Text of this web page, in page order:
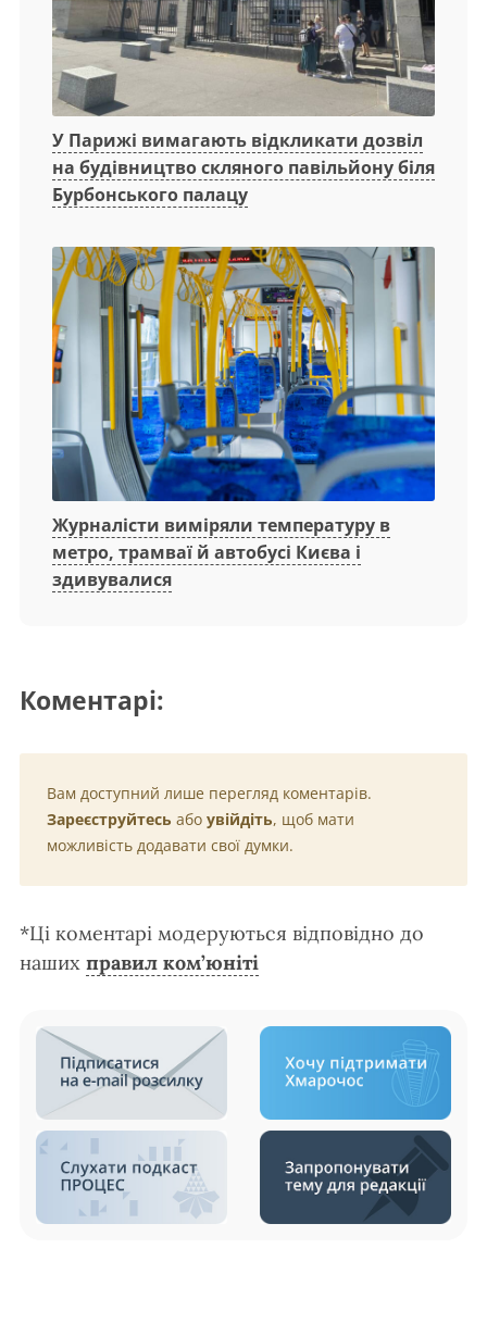
У Парижі вимагають відкликати дозвіл
на будівництво скляного павільйону біля
Бурбонського палацу
Журналісти виміряли температуру в
метро, трамваї й автобусі Києва і
здивувалися
Коментарі:
Вам доступний лише перегляд коментарів.
Зареєструйтесь або увійдіть, щоб мати
можливість додавати свої думки.
*Ці коментарі модеруються відповідно до
наших правил ком’юніті